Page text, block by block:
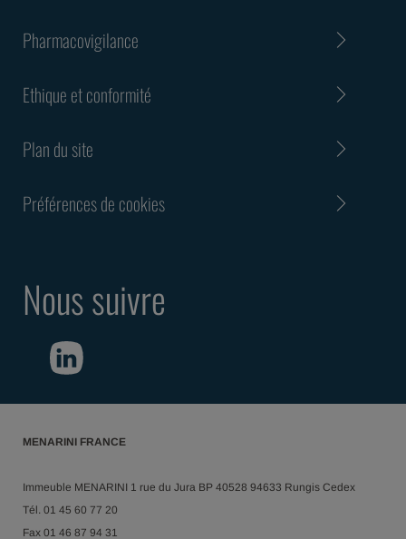
Pharmacovigilance
Ethique et conformité
Plan du site
Préférences de cookies
Nous suivre
MENARINI FRANCE
Immeuble MENARINI 1 rue du Jura BP 40528 94633 Rungis Cedex
Tél. 01 45 60 77 20
Fax 01 46 87 94 31